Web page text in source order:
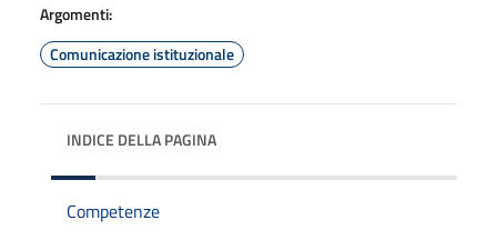
Argomenti:
Comunicazione istituzionale
INDICE DELLA PAGINA
Competenze